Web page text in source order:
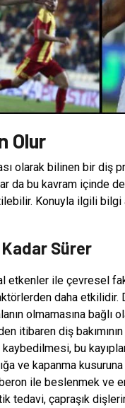
Olur
olarak bilinen bir diş
da bu kavram içinde
Konuyla ilgili bilgi
Sürer
etkenler ile çevresel
daha etkilidir.
olmamasına
itibaren diş
bu
ve kapanma
ile beslenmek ve
tedavi, çapraşık